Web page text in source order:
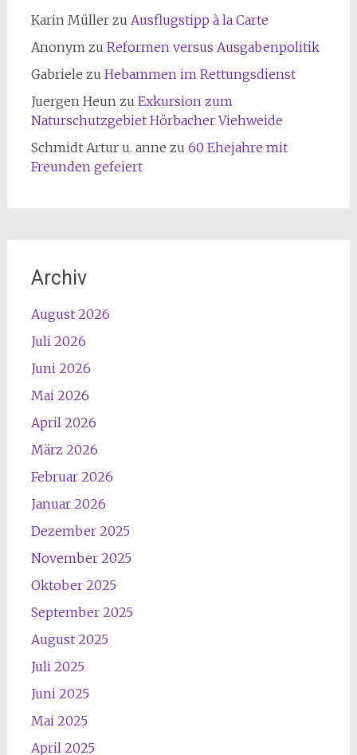
Karin Müllerzu Ausflugstipp à la Carte
Anonym zu Reformen versus Ausgabenpolitik
Gabriele zu Hebammen im Rettungsdienst
Juergen Heun zu Exkursion zum
Naturschutzgebiet Hörbacher Viehweide
Schmidt Artur u. anne zu 60 Ehejahre mit
Freunden gefeiert
Archiv
August 2026
Juli 2026
Juni 2026
Mai 2026
April 2026
März 2026
Februar 2026
Januar 2026
Dezember 2025
November 2025
Oktober 2025
September 2025
August 2025
Juli 2025
Juni 2025
Mai 2025
April 2025